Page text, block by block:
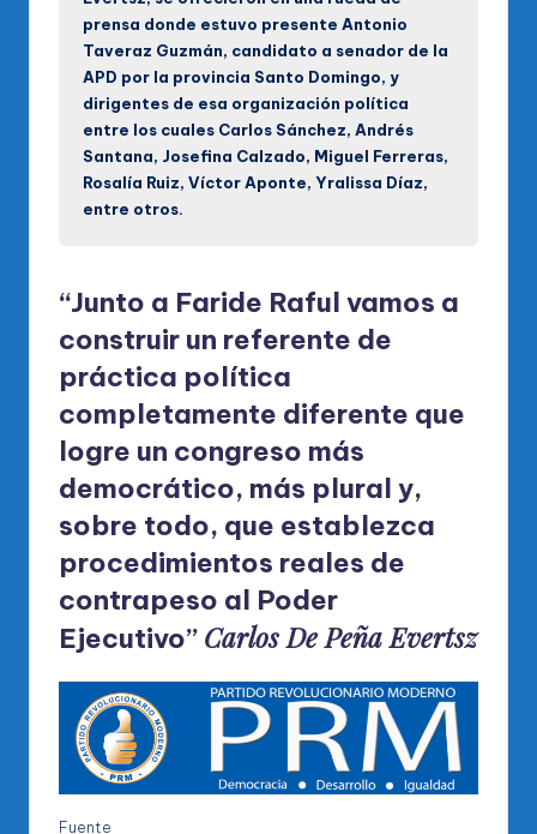
prensa donde estuvo presente Antonio
Taveraz Guzmán, candidato a senador de la
APD por la provincia Santo Domingo, y
dirigentes de esa organización política
entre los cuales Carlos Sánchez, Andrés
Santana, Josefina Calzado, Miguel Ferreras,
Rosalía Ruiz, Víctor Aponte, Yralissa Díaz,
entre otros.
“Junto a Faride Raful vamos a
construir un referente de
práctica política
completamente diferente que
logre un congreso más
democrático, más plural y,
sobre todo, que establezca
procedimientos reales de
contrapeso al Poder
Ejecutivo” Carlos De Peña Evertsz
Fuente